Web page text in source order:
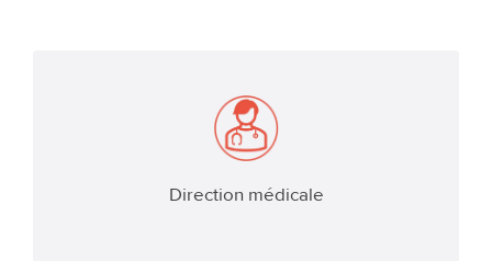
Direction médicale
EN SAVOIR PLUS